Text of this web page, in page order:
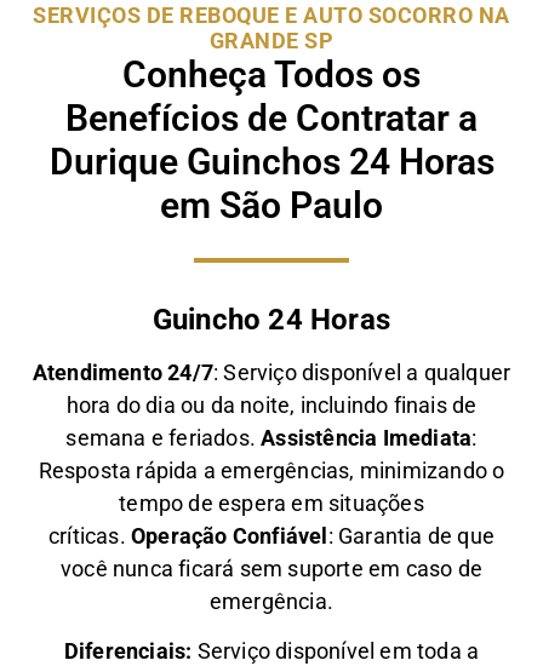
SERVIÇOS DE REBOQUE E AUTO SOCORRO NA
GRANDE SP
Conheça Todos os
Benefícios de Contratar a
Durique Guinchos 24 Horas
em São Paulo
Guincho 24 Horas
Atendimento 24/7: Serviço disponível a qualquer
hora do dia ou da noite, incluindo finais de
semana e feriados.Assistência Imediata:
Resposta rápida a emergências, minimizando o
tempo de espera em situações
críticas. Operação Confiável: Garantia de que
você nunca ficará sem suporte em caso de
emergência.
Diferenciais: Serviço disponível em toda a